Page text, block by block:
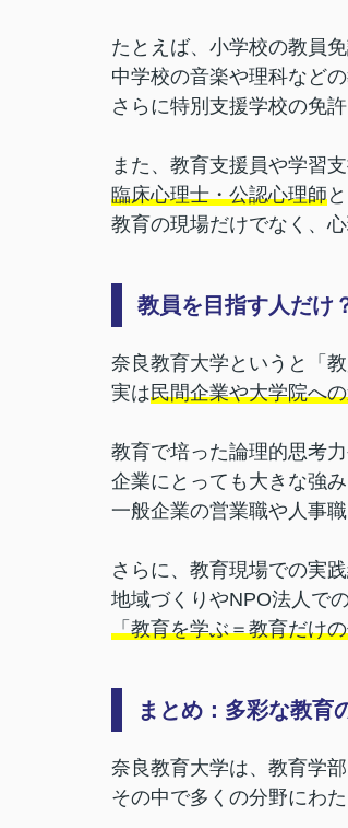
たとえば、小学校の教員免
中学校の音楽や理科などの
さらに特別支援学校の免
また、教育支援員や学習
臨床心理士・公認心理師
教育の現場だけでなく、
教員を目指す人だけ
奈良教育大学というと「
実は民間企業や大学院へ
教育で培った論理的思考力
企業にとっても大きな強み
一般企業の営業職や人事
さらに、教育現場での実
地域づくりやNPO法人で
「教育を学ぶ＝教育だけ
まとめ：多彩な教育
奈良教育大学は、教育学
その中で多くの分野にわ